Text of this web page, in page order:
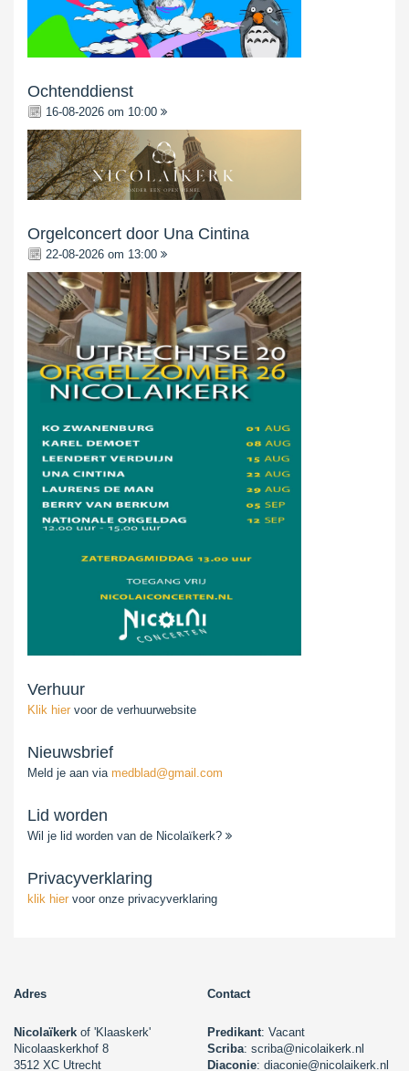
Ochtenddienst
16-08-2026 om 10:00
Orgelconcert door Una Cintina
22-08-2026 om 13:00
Verhuur
Klik hier voor de verhuurwebsite
Nieuwsbrief
Meld je aan via medblad@gmail.com
Lid worden
Wil je lid worden van de Nicolaïkerk?
Privacyverklaring
klik hier voor onze privacyverklaring
Adres Contact
Nicolaïkerk of 'Klaaskerk'
Nicolaaskerkhof 8
3512 XC Utrecht
Predikant: Vacant
Scriba: scriba@nicolaikerk.nl
Diaconie: diaconie@nicolaikerk.nl